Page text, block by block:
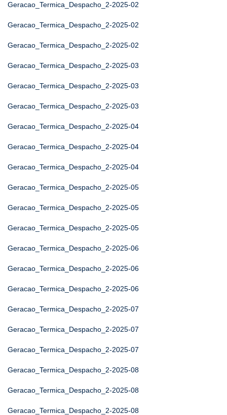
Geracao_Termica_Despacho_2-2025-02
Geracao_Termica_Despacho_2-2025-02
Geracao_Termica_Despacho_2-2025-02
Geracao_Termica_Despacho_2-2025-03
Geracao_Termica_Despacho_2-2025-03
Geracao_Termica_Despacho_2-2025-03
Geracao_Termica_Despacho_2-2025-04
Geracao_Termica_Despacho_2-2025-04
Geracao_Termica_Despacho_2-2025-04
Geracao_Termica_Despacho_2-2025-05
Geracao_Termica_Despacho_2-2025-05
Geracao_Termica_Despacho_2-2025-05
Geracao_Termica_Despacho_2-2025-06
Geracao_Termica_Despacho_2-2025-06
Geracao_Termica_Despacho_2-2025-06
Geracao_Termica_Despacho_2-2025-07
Geracao_Termica_Despacho_2-2025-07
Geracao_Termica_Despacho_2-2025-07
Geracao_Termica_Despacho_2-2025-08
Geracao_Termica_Despacho_2-2025-08
Geracao_Termica_Despacho_2-2025-08